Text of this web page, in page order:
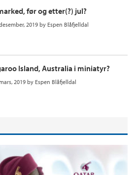
før og etter(?) jul?
2019 by Espen Blåfjelldal
Island, Australia i miniatyr?
2019 by Espen Blåfjelldal